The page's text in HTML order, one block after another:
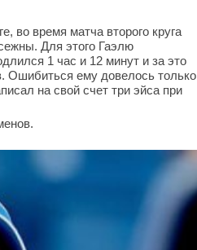
во время матча второго круга
Для этого Гаэлю
1 час и 12 минут и за это
Ошибиться ему довелось только
на свой счет три эйса при